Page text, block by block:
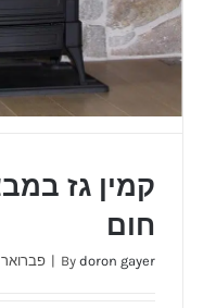
חום
By doron gayer
| פברואר 19th, 2026